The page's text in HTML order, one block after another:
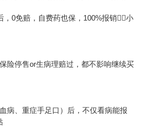
，0免赔，自费药也保，100%报销👍🏻小
险停售or生病理赔过，都不影响继续买
病、重症手足口）后，不仅看病能报